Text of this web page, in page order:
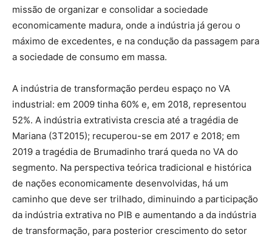
missão de organizar e consolidar a sociedade
economicamente madura, onde a indústria já gerou o
máximo de excedentes, e na condução da passagem para
a sociedade de consumo em massa.
A indústria de transformação perdeu espaço no VA
industrial: em 2009 tinha 60% e, em 2018, representou
52%. A indústria extrativista crescia até a tragédia de
Mariana (3T2015); recuperou-se em 2017 e 2018; em
2019 a tragédia de Brumadinho trará queda no VA do
segmento. Na perspectiva teórica tradicional e histórica
de nações economicamente desenvolvidas, há um
caminho que deve ser trilhado, diminuindo a participação
da indústria extrativa no PIB e aumentando a da indústria
de transformação, para posterior crescimento do setor